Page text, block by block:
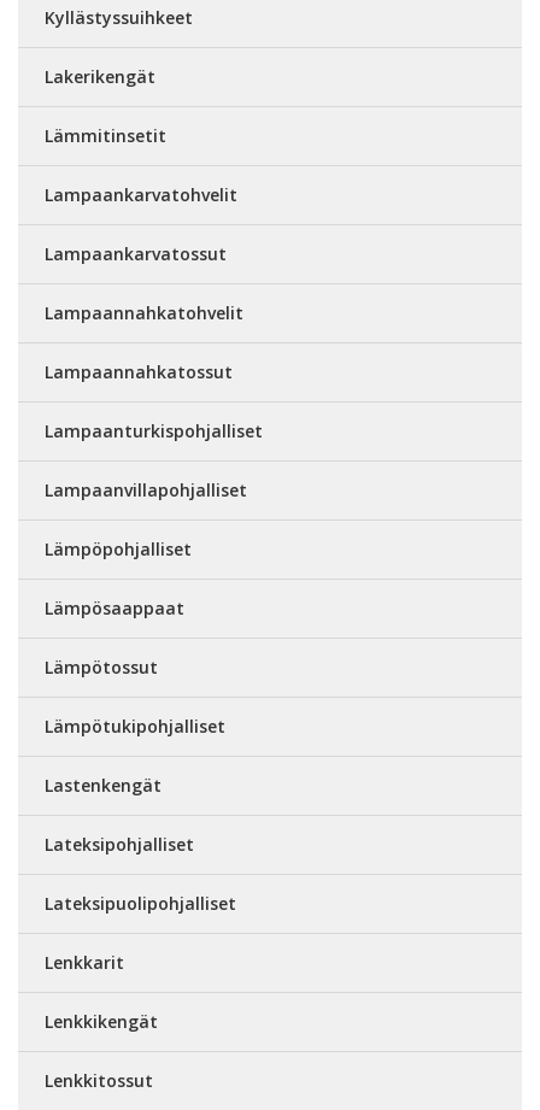
Kyllästyssuihkeet
Lakerikengät
Lämmitinsetit
Lampaankarvatohvelit
Lampaankarvatossut
Lampaannahkatohvelit
Lampaannahkatossut
Lampaanturkispohjalliset
Lampaanvillapohjalliset
Lämpöpohjalliset
Lämpösaappaat
Lämpötossut
Lämpötukipohjalliset
Lastenkengät
Lateksipohjalliset
Lateksipuolipohjalliset
Lenkkarit
Lenkkikengät
Lenkkitossut